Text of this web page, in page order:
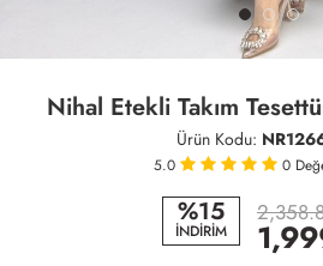
Nihal Etekli Takım
Ürün Kodu:
5.0 0
%15
İNDİRİM